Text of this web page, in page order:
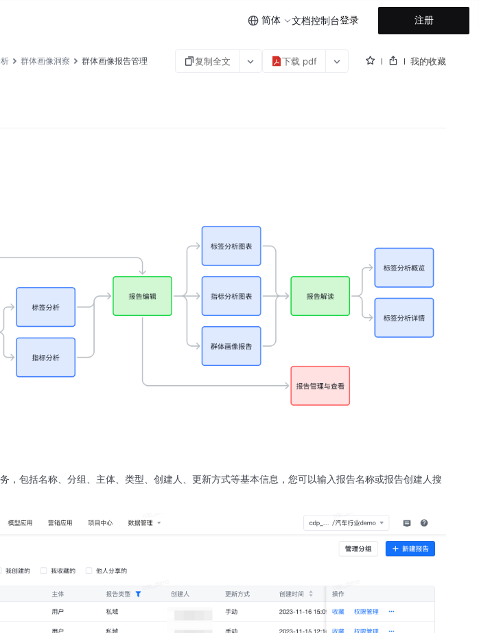
简体 文档控制台登录 注册
群体画像洞察 群体画像报告管理 复制全文 下载 pdf 我的收藏
，包括名称、分组、主体、类型、创建人、更新方式等基本信息，您可以输入报告名称或报告创建人搜